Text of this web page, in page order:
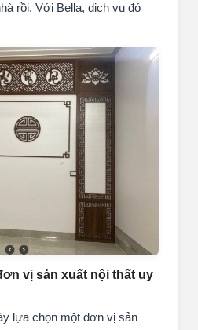
rồi. Với Bella, dịch vụ đó
vị sản xuất nội thất uy
lựa chọn một đơn vị sản